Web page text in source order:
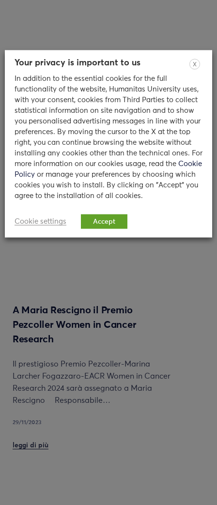
Servizio di Counseling: intervista
alle Dottoresse Olivari e Colombo
Dottoressa Maria Giulia Olivari e dottoressa
Camilla Chiara Colombo: chi siete? Qual è il
vostro percorso? Siamo due…
11/01/2024
leggi di più
A Maria Rescigno il Premio
Pezcoller Women in Cancer
Research
Il prestigioso Premio Pezcoller-Marina
Larcher Fogazzaro-EACR Women in Cancer
Research 2024 sarà assegnato a Maria
Rescigno Responsabile…
29/11/2023
leggi di più
X
Your privacy is important to us
In addition to the essential cookies for the full
functionality of the website, Humanitas University uses,
with your consent, cookies from Third Parties to collect
statistical information on site navigation and to show
you personalised advertising messages in line with your
preferences. By moving the cursor to the X at the top
right, you can continue browsing the website without
installing any cookies other than the technical ones. For
more information on our cookies usage, read the Cookie
Policy or manage your preferences by choosing which
cookies you wish to install. By clicking on "Accept" you
agree to the installation of all cookies.
Cookie settings Accept